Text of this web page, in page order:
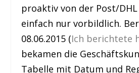
proaktiv von der Post/
einfach nur vorbildlich.
08.06.2015 (Ich berichtete
bekamen die
Tabelle mit Datum und